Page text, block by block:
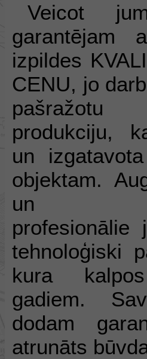
Veicot
garantējam
izpildes
CENU, jo
produkciju,
un
objektam.
un
profesionālie
tehnoloģiski
kura
gadiem.
dodam
atrunāts